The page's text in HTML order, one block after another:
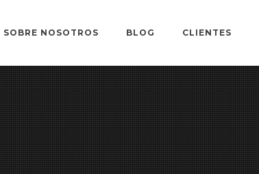
SOBRE NOSOTROS BLOG CLIENTES